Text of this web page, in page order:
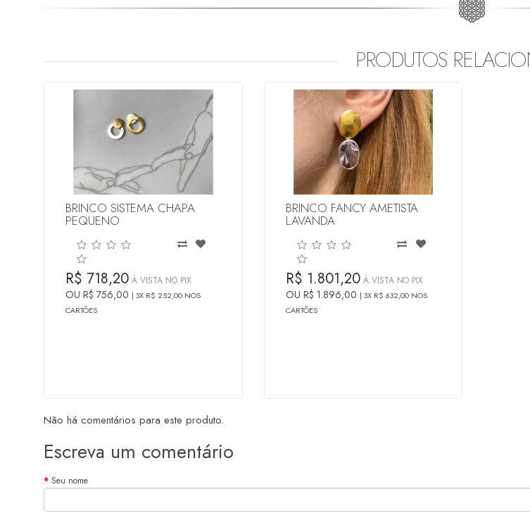
PRODUTOS
BRINCO SISTEMA CHAPA
PEQUENO
R$ 718,20 À VISTA NO PIX
OU R$ 756,00
3X R$ 252,00 NOS
CARTÕES
BRINCO FANCY AMETISTA
LAVANDA
R$ 1.801,20À VISTA NO PIX
OU R$ 1.896,00
3X R$ 632,00 NOS
CARTÕES
Não há comentários para este produto.
Escreva um comentário
Seu nome